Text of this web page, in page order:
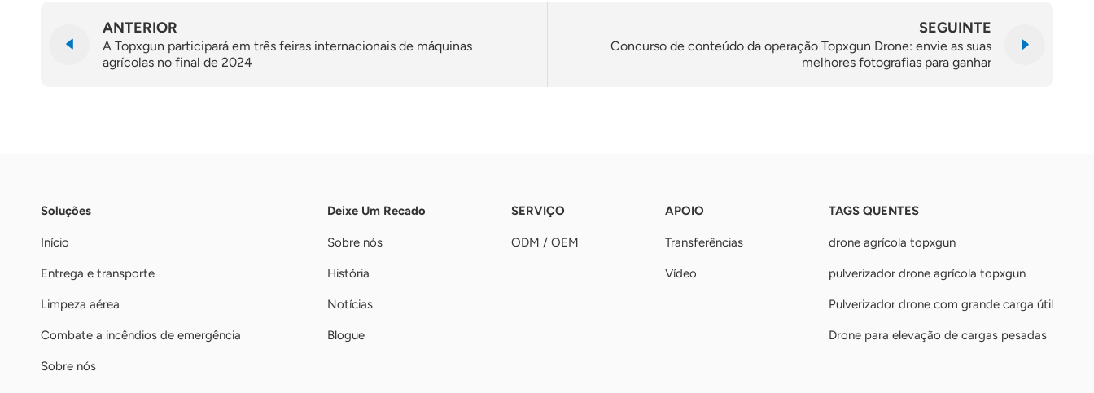
ANTERIOR
A Topxgun participará em três feiras internacionais de máquinas
agrícolas no final de 2024
SEGUINTE
Concurso de conteúdo da operação Topxgun Drone: envie as suas
melhores fotografias para ganhar
Soluções
Início
Entrega e transporte
Limpeza aérea
Combate a incêndios de emergência
Sobre nós
Deixe Um Recado
Sobre nós
História
Notícias
Blogue
SERVIÇO
ODM / OEM
APOIO
Transferências
Vídeo
TAGS QUENTES
drone agrícola topxgun
pulverizador drone agrícola topxgun
Pulverizador drone com grande carga útil
Drone para elevação de cargas pesadas